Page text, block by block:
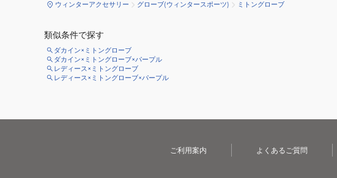
ウィンターアクセサリー グローブ(ウィンタースポーツ) ミトングローブ
類似条件で探す
ダカイン×ミトングローブ
ダカイン×ミトングローブ×パープル
レディース×ミトングローブ
レディース×ミトングローブ×パープル
ご利用案内 よくあるご質問